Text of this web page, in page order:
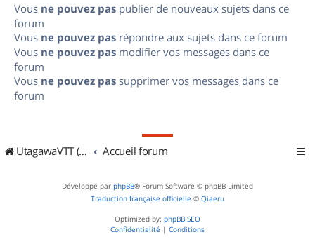
Vous ne pouvez pas publier de nouveaux sujets dans ce
forum
Vous ne pouvez pas répondre aux sujets dans ce forum
Vous ne pouvez pas modifier vos messages dans ce
forum
Vous ne pouvez pas supprimer vos messages dans ce
forum
UtagawaVTT (Randos VTT et VTTAE avec traces GPS) Accueil forum
Développé par phpBB® Forum Software © phpBB Limited
Traduction française officielle © Qiaeru
Optimized by: phpBB SEO
Confidentialité | Conditions